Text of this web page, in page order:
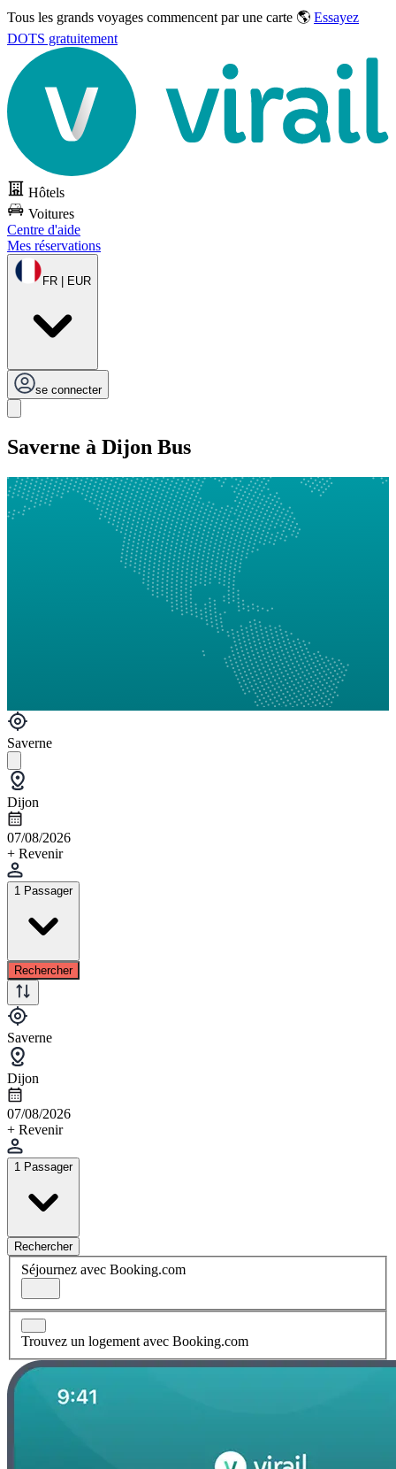
Tous les grands voyages commencent par une carte 🌎 Essayez
DOTS gratuitement
Hôtels
Voitures
Centre d'aide
Mes réservations
FR | EUR
se connecter
Saverne à Dijon Bus
Saverne
Dijon
07/08/2026
+ Revenir
1 Passager
Rechercher
Saverne
Dijon
07/08/2026
+ Revenir
1 Passager
Rechercher
Séjournez avec Booking.com
Trouvez un logement avec Booking.com